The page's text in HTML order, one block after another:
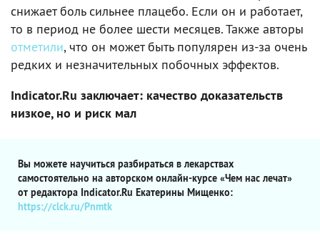
снижает боль сильнее плацебо. Если он и работает,
то в период не более шести месяцев. Также авторы
отметили, что он может быть популярен из-за очень
редких и незначительных побочных эффектов.
Indicator.Ru заключает: качество доказательств
низкое, но и риск мал
Вы можете научиться разбираться в лекарствах
самостоятельно на авторском онлайн-курсе «Чем нас лечат»
от редактора Indicator.Ru Екатерины Мищенко:
https://clck.ru/Pnmtk